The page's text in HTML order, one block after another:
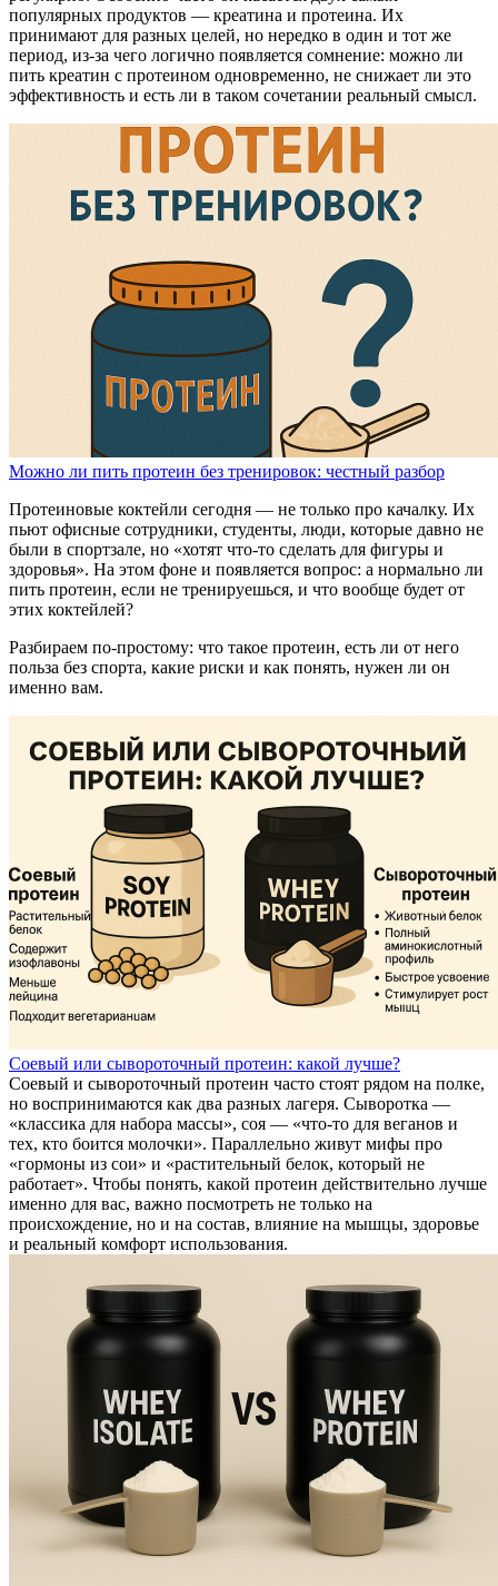
популярных продуктов — креатина и протеина. Их
принимают для разных целей, но нередко в один и тот же
период, из-за чего логично появляется сомнение: можно ли
пить креатин с протеином одновременно, не снижает ли это
эффективность и есть ли в таком сочетании реальный смысл.
Можно ли пить протеин без тренировок: честный разбор
Протеиновые коктейли сегодня — не только про качалку. Их
пьют офисные сотрудники, студенты, люди, которые давно не
были в спортзале, но «хотят что-то сделать для фигуры и
здоровья». На этом фоне и появляется вопрос: а нормально ли
пить протеин, если не тренируешься, и что вообще будет от
этих коктейлей?
Разбираем по-простому: что такое протеин, есть ли от него
польза без спорта, какие риски и как понять, нужен ли он
именно вам.
Соевый или сывороточный протеин: какой лучше?
Соевый и сывороточный протеин часто стоят рядом на полке,
но воспринимаются как два разных лагеря. Сыворотка —
«классика для набора массы», соя — «что-то для веганов и
тех, кто боится молочки». Параллельно живут мифы про
«гормоны из сои» и «растительный белок, который не
работает». Чтобы понять, какой протеин действительно лучше
именно для вас, важно посмотреть не только на
происхождение, но и на состав, влияние на мышцы, здоровье
и реальный комфорт использования.